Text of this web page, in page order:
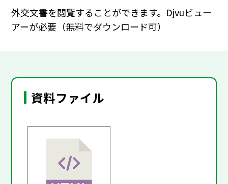
外交文書を閲覧することができます。Djvuビュー
アーが必要（無料でダウンロード可）
資料ファイル